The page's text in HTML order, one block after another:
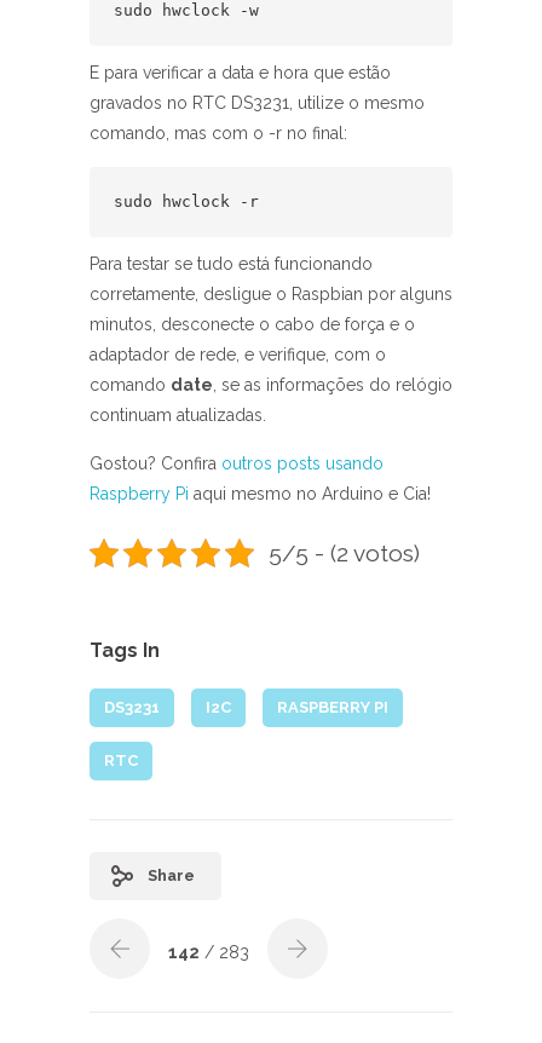
sudo hwclock -w
E para verificar a data e hora que estão
gravados no RTC DS3231, utilize o mesmo
comando, mas com o -r no final:
sudo hwclock -r
Para testar se tudo está funcionando
corretamente, desligue o Raspbian por alguns
minutos, desconecte o cabo de força e o
adaptador de rede, e verifique, com o
comando date , se as informações do relógio
continuam atualizadas.
Gostou? Confira outros posts usando
Raspberry Pi aqui mesmo no Arduino e Cia!
5/5 - (2 votos)
Tags In
DS3231 I2C RASPBERRY PI
RTC
Share
142 / 283